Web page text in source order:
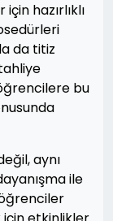
hazırlıklı
da titiz
bu
aynı
ile